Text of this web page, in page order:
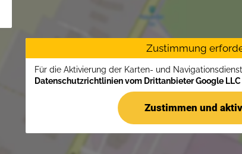
Zustimmung
Für die Aktivierung der Karten- und
Datenschutzrichtlinien vom Drittanbieter Google LLC
Zustimmen und